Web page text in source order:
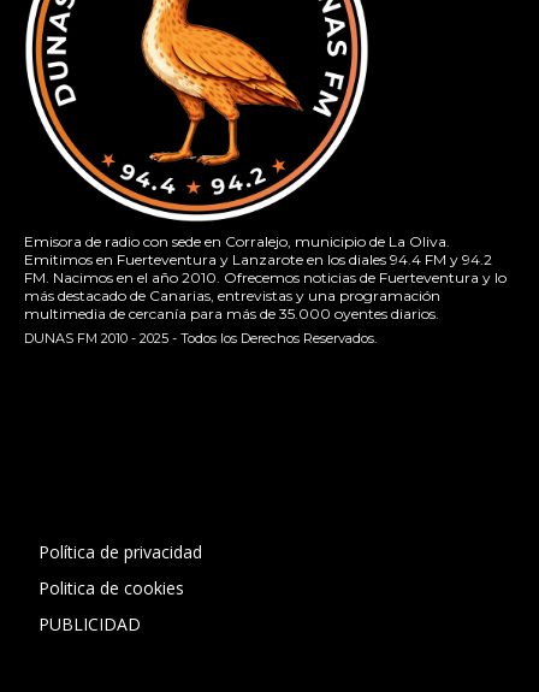
Emisora de radio con sede en Corralejo, municipio de La Oliva.
Emitimos en Fuerteventura y Lanzarote en los diales 94.4 FM y 94.2
FM. Nacimos en el año 2010. Ofrecemos noticias de Fuerteventura y lo
más destacado de Canarias, entrevistas y una programación
multimedia de cercanía para más de 35.000 oyentes diarios.
DUNAS FM 2010 - 2025 - Todos los Derechos Reservados.
Política de privacidad
Politica de cookies
PUBLICIDAD